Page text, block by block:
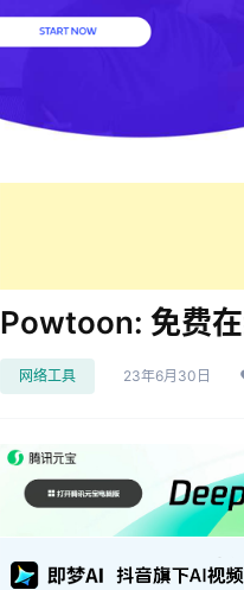
Powtoon: 免费
网络工具 23年6月30日